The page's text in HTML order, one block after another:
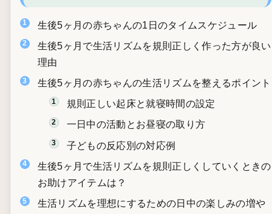
生後5ヶ月の赤ちゃんの1日のタイムスケジュール
生後5ヶ月で生活リズムを規則正しく作った方が良い
理由
生後5ヶ月の赤ちゃんの生活リズムを整えるポイント
規則正しい起床と就寝時間の設定
一日中の活動とお昼寝の取り方
子どもの反応別の対応例
生後5ヶ月で生活リズムを規則正しくしていくときの
お助けアイテムは？
生活リズムを理想にするための日中の楽しみの増や